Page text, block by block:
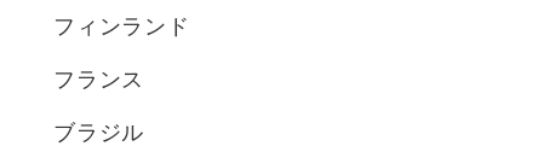
フィンランド
フランス
ブラジル